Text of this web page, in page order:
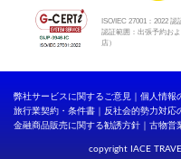
ISO/IEC 27001：2022 認
認証範囲：出張予約お
店）
弊社サービスに関するご意見 個人情報
旅行業契約・条件書
反社会的勢力対応
金融商品販売に関する勧誘方針
古物営
copyright IACE